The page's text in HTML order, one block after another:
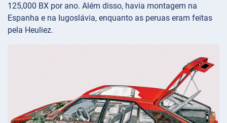
125,000 BX por ano. Além disso, havia montagem na
Espanha e na Iugoslávia, enquanto as peruas eram feitas
pela Heuliez.